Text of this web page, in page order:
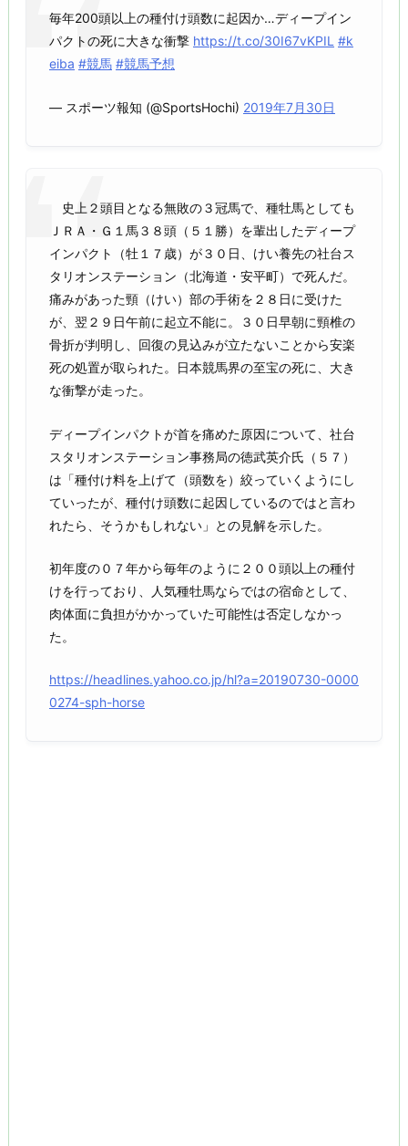
毎年200頭以上の種付け頭数に起因か…ディープイン
パクトの死に大きな衝撃 https://t.co/30I67vKPIL #k
eiba #競馬 #競馬予想
— スポーツ報知 (@SportsHochi) 2019年7月30日
史上２頭目となる無敗の３冠馬で、種牡馬としても
ＪＲＡ・Ｇ１馬３８頭（５１勝）を輩出したディープ
インパクト（牡１７歳）が３０日、けい養先の社台ス
タリオンステーション（北海道・安平町）で死んだ。
痛みがあった頸（けい）部の手術を２８日に受けた
が、翌２９日午前に起立不能に。３０日早朝に頸椎の
骨折が判明し、回復の見込みが立たないことから安楽
死の処置が取られた。日本競馬界の至宝の死に、大き
な衝撃が走った。
ディープインパクトが首を痛めた原因について、社台
スタリオンステーション事務局の徳武英介氏（５７）
は「種付け料を上げて（頭数を）絞っていくようにし
ていったが、種付け頭数に起因しているのではと言わ
れたら、そうかもしれない」との見解を示した。
初年度の０７年から毎年のように２００頭以上の種付
けを行っており、人気種牡馬ならではの宿命として、
肉体面に負担がかかっていた可能性は否定しなかっ
た。
https://headlines.yahoo.co.jp/hl?a=20190730-0000
0274-sph-horse